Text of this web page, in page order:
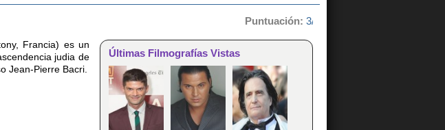
Francia) es un
judia de
Jean-Pierre Bacri.
Puntuación: 3/10 de 2 votos
Últimas Filmografías Vistas